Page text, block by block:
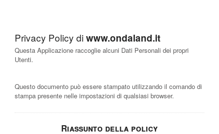
Privacy Policy di www.ondaland.it
Questa Applicazione raccoglie alcuni Dati Personali dei propri
Utenti.
Questo documento può essere stampato utilizzando il comando di
stampa presente nelle impostazioni di qualsiasi browser.
Riassunto della policy